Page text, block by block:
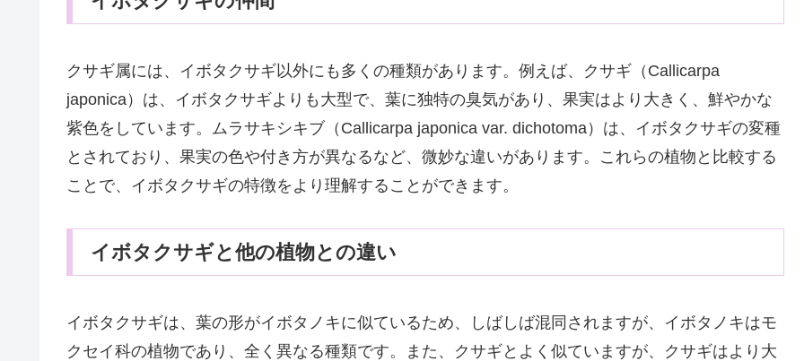
クサギ属には、イボタクサギ以外にも多くの種類があります。例えば、クサギ（Callicarpa
japonica）は、イボタクサギよりも大型で、葉に独特の臭気があり、果実はより大きく、鮮やかな
紫色をしています。ムラサキシキブ（Callicarpa japonica var. dichotoma）は、イボタクサギの変種
とされており、果実の色や付き方が異なるなど、微妙な違いがあります。これらの植物と比較する
ことで、イボタクサギの特徴をより理解することができます。
イボタクサギと他の植物との違い
イボタクサギは、葉の形がイボタノキに似ているため、しばしば混同されますが、イボタノキはモ
クセイ科の植物であり、全く異なる種類です。また、クサギとよく似ていますが、クサギはより大